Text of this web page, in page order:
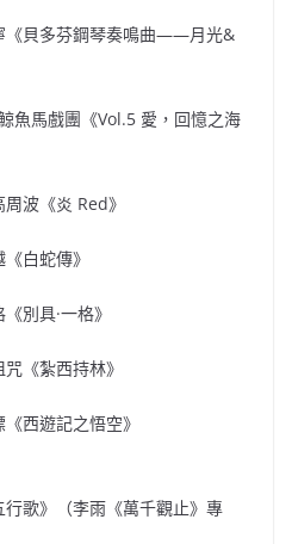
《貝多芬鋼琴奏鳴曲——月光&
魚馬戲團《Vol.5 愛，回憶之海
波《炎 Red》
白蛇傳》
別具·一格》
《紮西持林》
西遊記之悟空》
行歌》（李雨《萬千觀止》專